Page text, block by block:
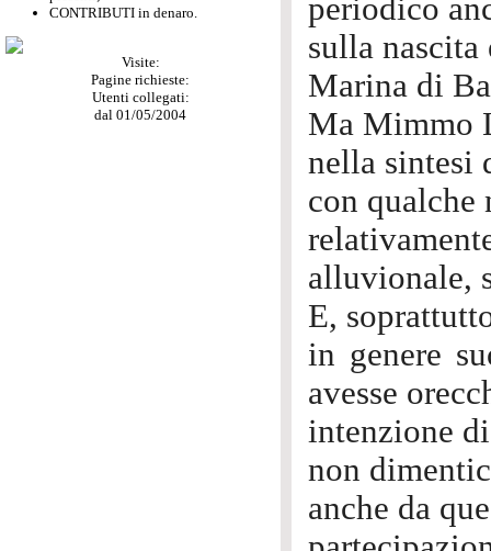
CONTRIBUTI in denaro.
Visite:
Pagine richieste:
Utenti collegati:
dal 01/05/2004
periodico
sulla nascita
Marina di
Ma Mimmo
nella sintesi
con qualche
alluvionale,
E,
in genere
avesse
intenzione
non
anche da